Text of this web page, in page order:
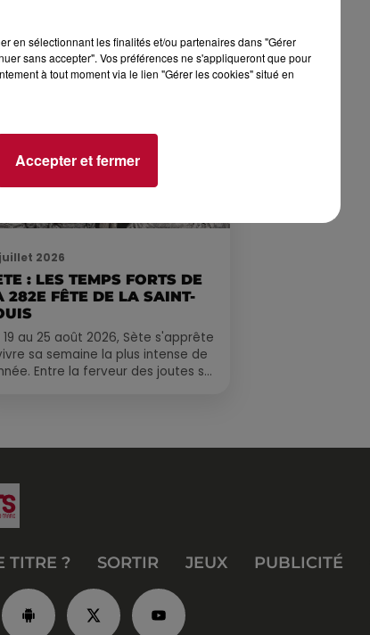
juillet 2026
: LES TEMPS FORTS DE
282E FÊTE DE LA SAINT-
19 au 25 août 2026, Sète s'apprête
sa semaine la plus intense de
Entre la ferveur des joutes sur
TITRE ? SORTIR JEUX PUBLICITÉ
en sélectionnant les finalités et/ou partenaires dans "Gérer
sans accepter". Vos préférences ne s'appliqueront que pour
à tout moment via le lien "Gérer les cookies" situé en
Accepter et fermer